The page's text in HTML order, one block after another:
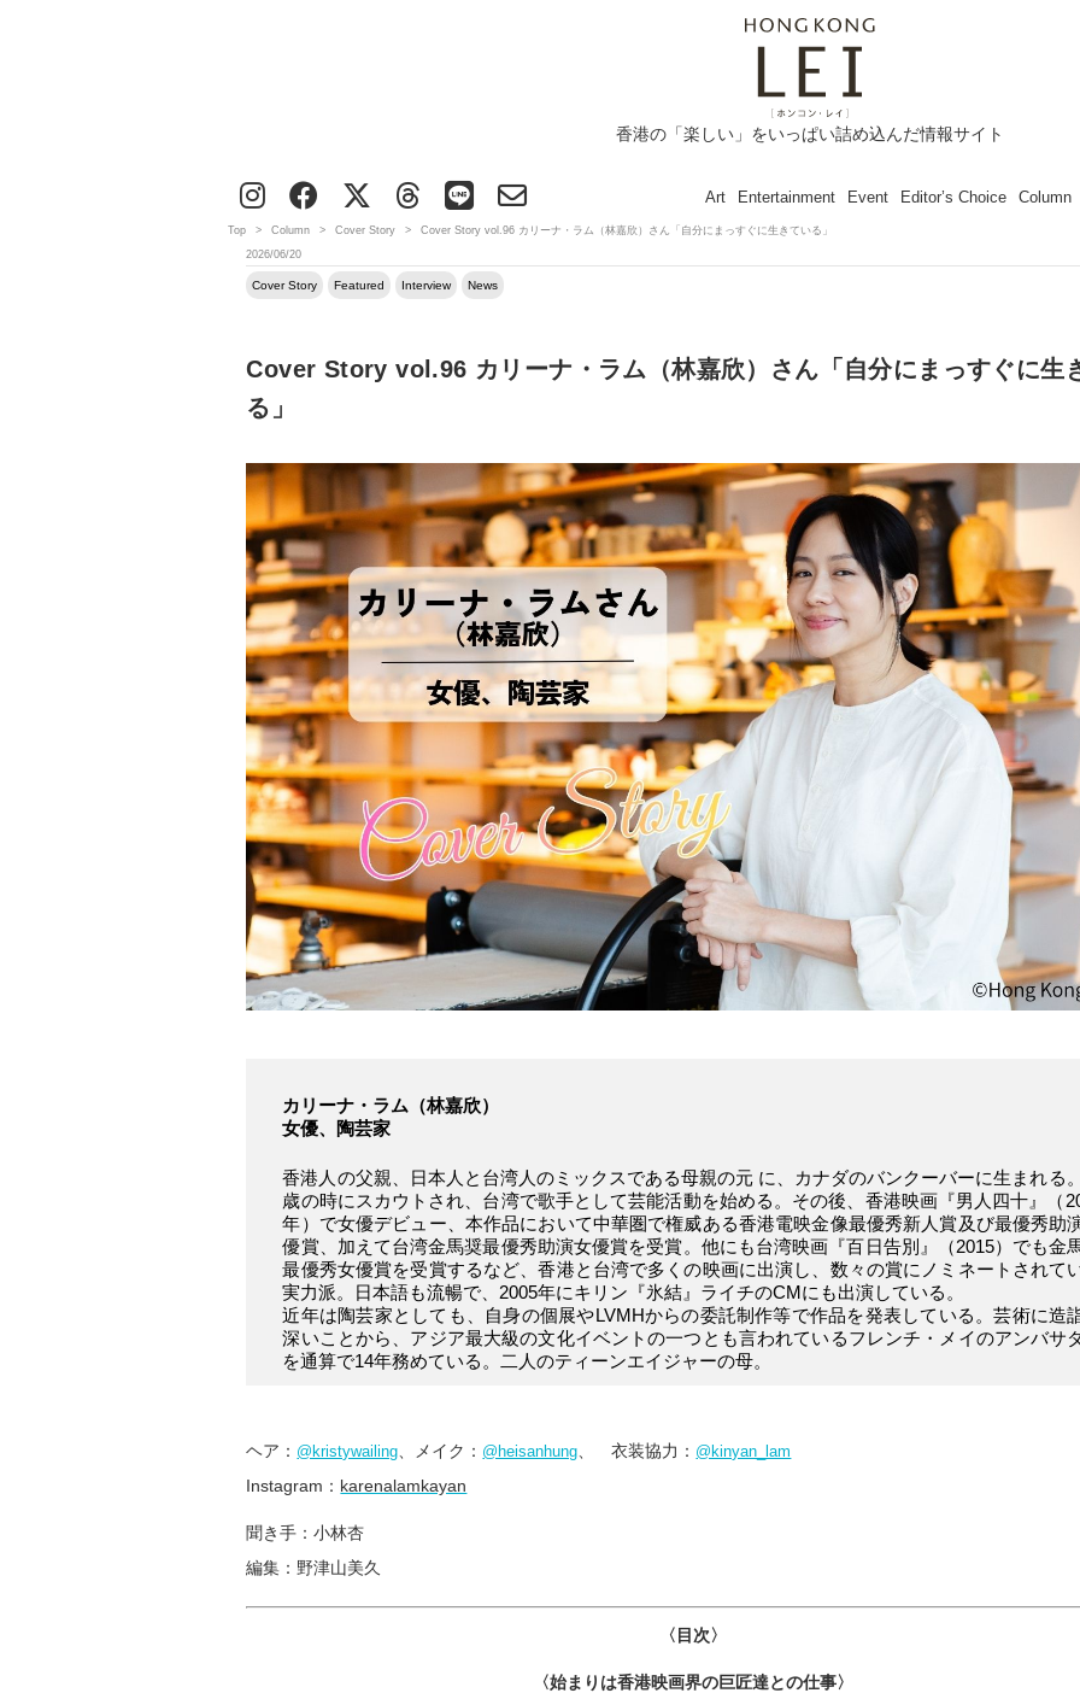
香港の「楽しい」をいっぱい詰め込んだ情報サイト
Art Entertainment Event Editor’s Choice Column
Top > Column > Cover Story >
Cover Story vol.96 カリーナ・ラム（林嘉欣）さん「自分にまっすぐに生きている」
2026/06/20
Cover Story Featured Interview News
Cover Story vol.96 カリーナ・ラム（林嘉欣）さん「自分にまっすぐに生
る」
カリーナ・ラム（林嘉欣）
女優、陶芸家
香港人の父親、日本人と台湾人のミックスである母親の元 に、カナダのバンクーバーに生まれる
歳の時にスカウトされ、台湾で歌手として芸能活動を始める。その後、香港映画『男人四十』（
年）で女優デビュー、本作品において中華圏で権威ある香港電映金像最優秀新人賞及び最優秀助
優賞、加えて台湾金馬奨最優秀助演女優賞を受賞。他にも台湾映画『百日告別』（2015）でも金
最優秀女優賞を受賞するなど、香港と台湾で多くの映画に出演し、数々の賞にノミネートされて
実力派。日本語も流暢で、2005年にキリン『氷結』ライチのCMにも出演している。
近年は陶芸家としても、自身の個展やLVMHからの委託制作等で作品を発表している。芸術に造
深いことから、アジア最大級の文化イベントの一つとも言われているフレンチ・メイのアンバサ
を通算で14年務めている。二人のティーンエイジャーの母。
ヘア： @kristywailing 、メイク： @heisanhung 、 衣装協力： @kinyan_lam
Instagram： karenalamkayan
聞き手：小林杏
編集：野津山美久
〈目次〉
〈始まりは香港映画界の巨匠達との仕事〉